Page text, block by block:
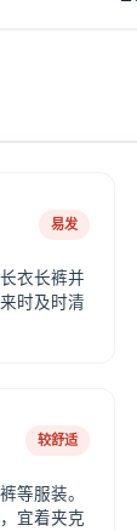
易发
衣长裤并
时及时清
较舒适
等服装。
宜着夹克